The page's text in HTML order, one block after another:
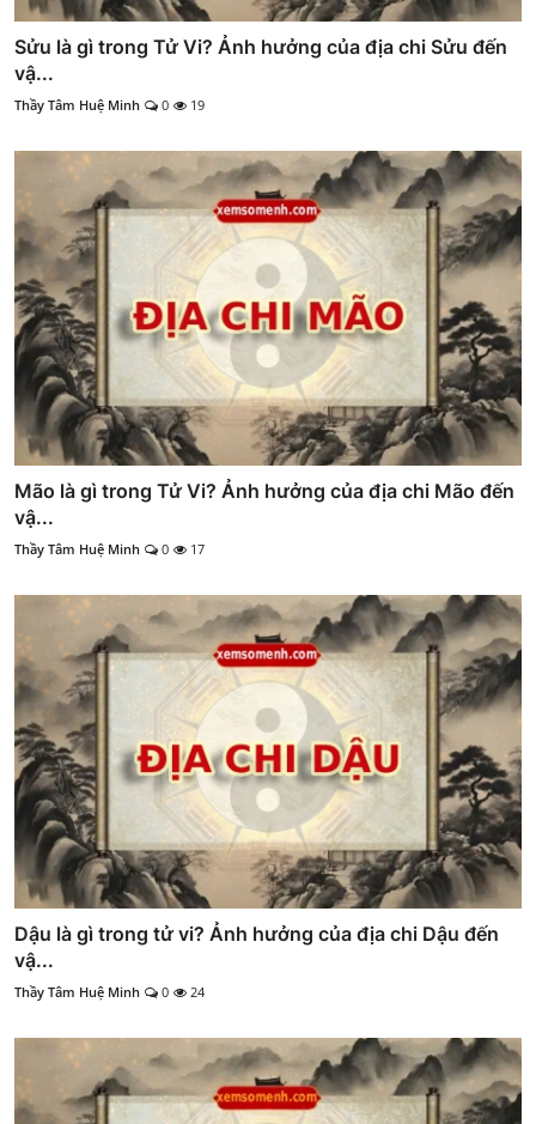
Sửu là gì trong Tử Vi? Ảnh hưởng của địa chi Sửu đến
vậ...
Thầy Tâm Huệ Minh 0 19
Mão là gì trong Tử Vi? Ảnh hưởng của địa chi Mão đến
vậ...
Thầy Tâm Huệ Minh 0 17
Dậu là gì trong tử vi? Ảnh hưởng của địa chi Dậu đến
vậ...
Thầy Tâm Huệ Minh 0 24